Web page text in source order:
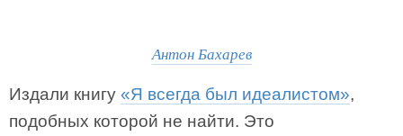
Антон Бахарев
Издали книгу «Я всегда был идеалистом»,
подобных которой не найти. Это